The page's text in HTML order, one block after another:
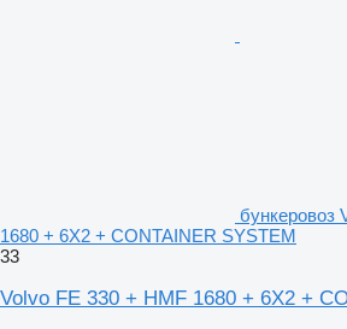
бункеровоз
1680 + 6X2 + CONTAINER SYSTEM
33
Volvo FE 330 + HMF 1680 + 6X2 +